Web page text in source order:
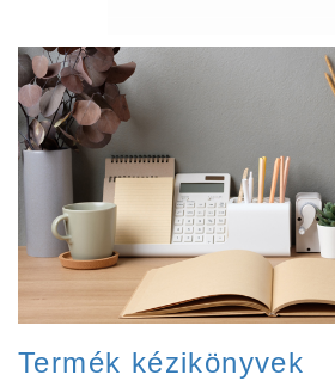
Termék kézikönyvek